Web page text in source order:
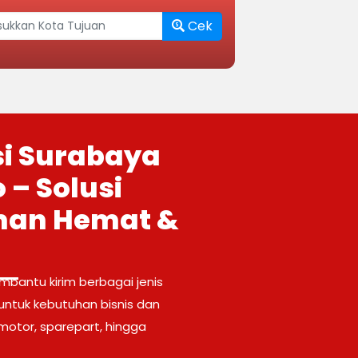
Cek
Surabaya
– Solusi
Hemat &
kirim berbagai jenis
kebutuhan bisnis dan
sparepart, hingga